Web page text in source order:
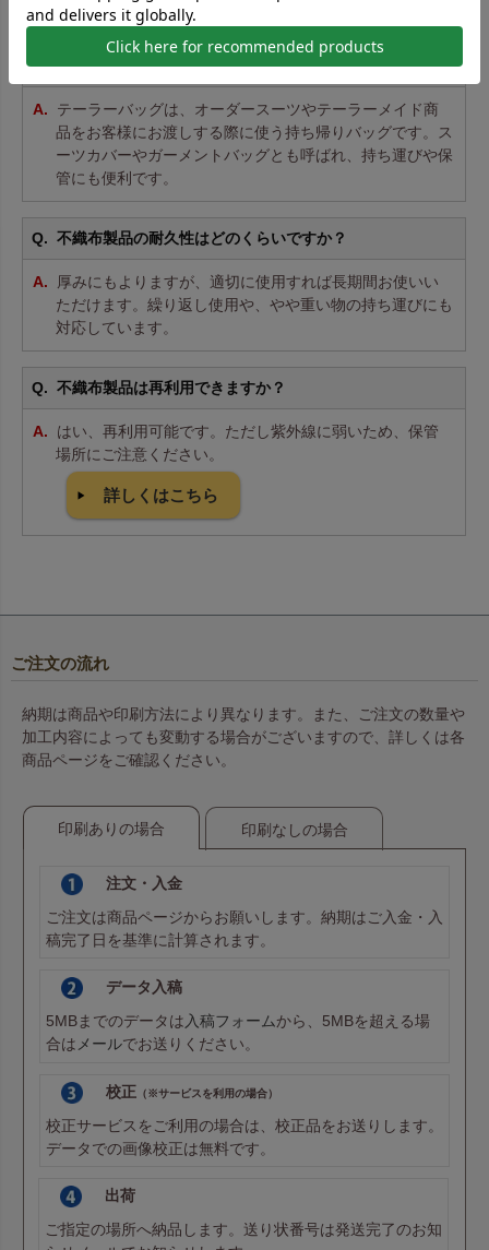
テーラーバッグとは何ですか？
テーラーバッグは、オーダースーツやテーラーメイド商
品をお客様にお渡しする際に使う持ち帰りバッグです。ス
ーツカバーやガーメントバッグとも呼ばれ、持ち運びや保
管にも便利です。
不織布製品の耐久性はどのくらいですか？
厚みにもよりますが、適切に使用すれば長期間お使いい
ただけます。繰り返し使用や、やや重い物の持ち運びにも
対応しています。
不織布製品は再利用できますか？
はい、再利用可能です。ただし紫外線に弱いため、保管
場所にご注意ください。
詳しくはこちら
ご注文の流れ
納期は商品や印刷方法により異なります。また、ご注文の数量や
加工内容によっても変動する場合がございますので、詳しくは各
商品ページをご確認ください。
印刷ありの場合 印刷なしの場合
注文・入金
ご注文は商品ページからお願いします。納期はご入金・入
稿完了日を基準に計算されます。
データ入稿
5MBまでのデータは入稿フォームから、5MBを超える場
合はメールでお送りください。
校正 （※サービスを利用の場合）
校正サービスをご利用の場合は、校正品をお送りします。
データでの画像校正は無料です。
出荷
ご指定の場所へ納品します。送り状番号は発送完了のお知